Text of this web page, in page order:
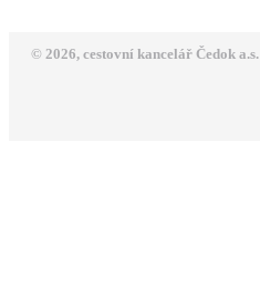
© 2026, cestovní kancelář Čedok a.s.